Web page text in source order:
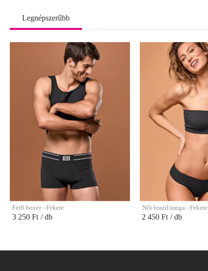
Legnépszerűbb
Férfi boxer - Fekete
3 250 Ft / db
Női brazil tanga - Fekete
2 450 Ft / db